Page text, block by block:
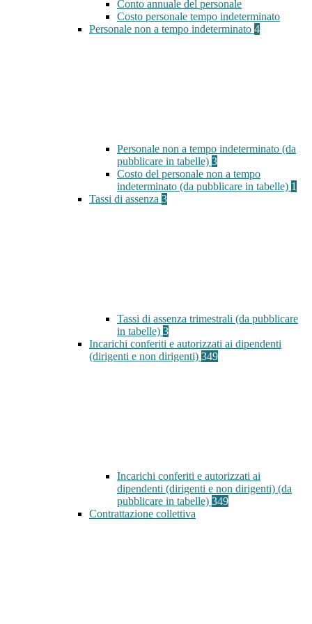
Conto annuale del personale
Costo personale tempo indeterminato
Personale non a tempo indeterminato 4
Personale non a tempo indeterminato (da
pubblicare in tabelle) 3
Costo del personale non a tempo
indeterminato (da pubblicare in tabelle) 1
Tassi di assenza 3
Tassi di assenza trimestrali (da pubblicare
in tabelle) 3
Incarichi conferiti e autorizzati ai dipendenti
(dirigenti e non dirigenti) 349
Incarichi conferiti e autorizzati ai
dipendenti (dirigenti e non dirigenti) (da
pubblicare in tabelle) 349
Contrattazione collettiva